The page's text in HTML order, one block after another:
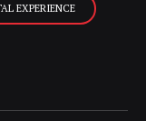
EXPERIENCE